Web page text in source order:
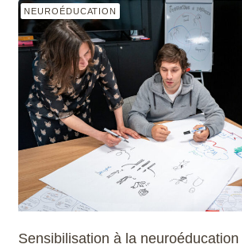
NEUROÉDUCATION
Sensibilisation à la neuroéducation